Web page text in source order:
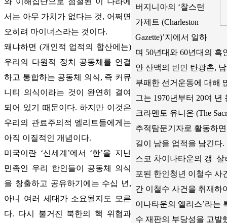
버지니아의 ‘찰스턴
가제트 (Charleston
Gazette)’지에서 일하
며 50년대와 60년대의 흑
안 산맥의 빈민 탄광촌,
부패한 선거운동에 대해
그는 1970년부터 20여 년
크라멘토 유니온 (The
추적탐문기자로 활동하
길이 남을 업적을 남긴다
스코 차이나타운의 갱 살
포된 한인청년 이철수 사
간 이철수 사건을 취재하
이나타운의 앨리스’라는
수 재판의 부당성을 고발
서는 아무 가치가 없다는 것, 어쩌면
오히려 마이너스라는 것이다.
왜냐하면 (개인적 업적의 합산에는)
우리의 다원적 정치 공동체를 연결
하고 통합하는 공동체 의식, 즉 커뮤
니티 의식이라는 것이 완연히 결여
되어 있기 때문이다. 하지만 이것은
우리의 관료주의적 엘리트들에게는
아직 이질적인 개념이다.
미국이란 ‘신세계’에서 ‘한’을 지닌
민족인 우리 한인들이 공동체 의식
을 창출하고 공유하기에는 수십 년,
아니 여러 세대가 소요될지도 모른
다. 다시 불거진 북한의 핵 위협과